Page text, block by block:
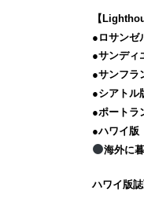
【
●ロサンゼ
●サンディ
●サンフラ
●シアトル
●ポートラ
●ハワイ版
海外に
ハワイ版